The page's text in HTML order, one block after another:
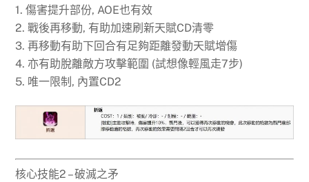
1. 傷害提升部份, AOE也有效
2. 戰後再移動, 有助加速刷新天賦CD清零
3. 再移動有助下回合有足夠距離發動天賦增傷
4. 亦有助脫離敵方攻擊範圍 (試想像輕風走7步)
5. 唯一限制, 內置CD2
核心技能2 – 破滅之矛